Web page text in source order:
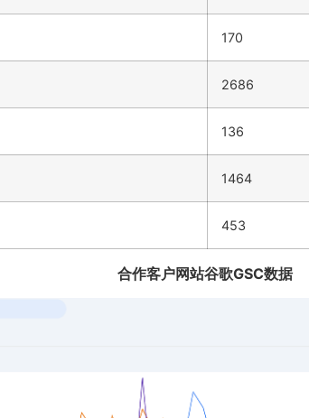
170
2686
136
1464
453
合作客户网站谷歌GSC数据